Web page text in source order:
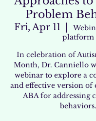
Problem
Fri, Apr 11
platform
In celebration of
Month, Dr. Canniello
webinar to explore a
and effective version
ABA for addressing
behaviors.